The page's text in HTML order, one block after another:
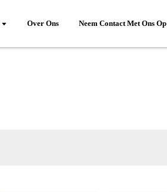
Over Ons Neem Contact Met Ons Op